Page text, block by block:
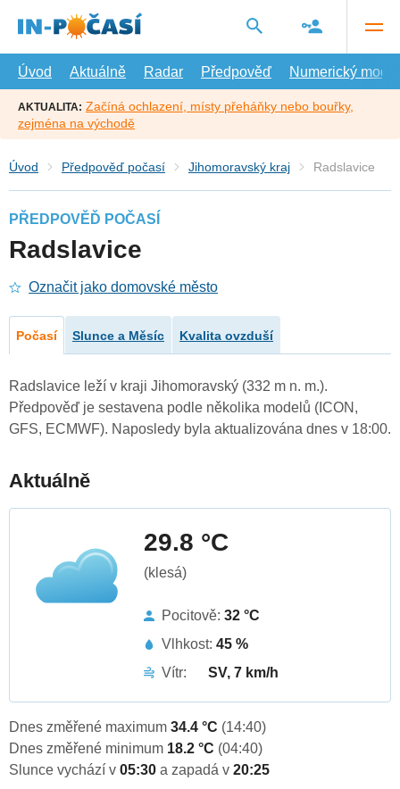
hlavní
Úvod
Aktuálně Radar Předpověď Numerický model
AKTUALITA: Začíná ochlazení, místy přeháňky nebo bouřky,
zejména na východě
Úvod Předpověď počasí Jihomoravský kraj Radslavice
PŘEDPOVĚĎ POČASÍ
Radslavice
Označit jako domovské město
Počasí Slunce a Měsíc Kvalita ovzduší
Radslavice leží v kraji Jihomoravský (332 m n. m.).
Předpověď je sestavena podle několika modelů (ICON,
GFS, ECMWF). Naposledy byla aktualizována dnes v 18:00.
Aktuálně
29.8 °C
(klesá)
Pocitově: 32 °C
Vlhkost: 45 %
Vítr:
SV, 7 km/h
Dnes změřené maximum 34.4 °C (14:40)
Dnes změřené minimum 18.2 °C (04:40)
Slunce vychází v 05:30 a zapadá v 20:25